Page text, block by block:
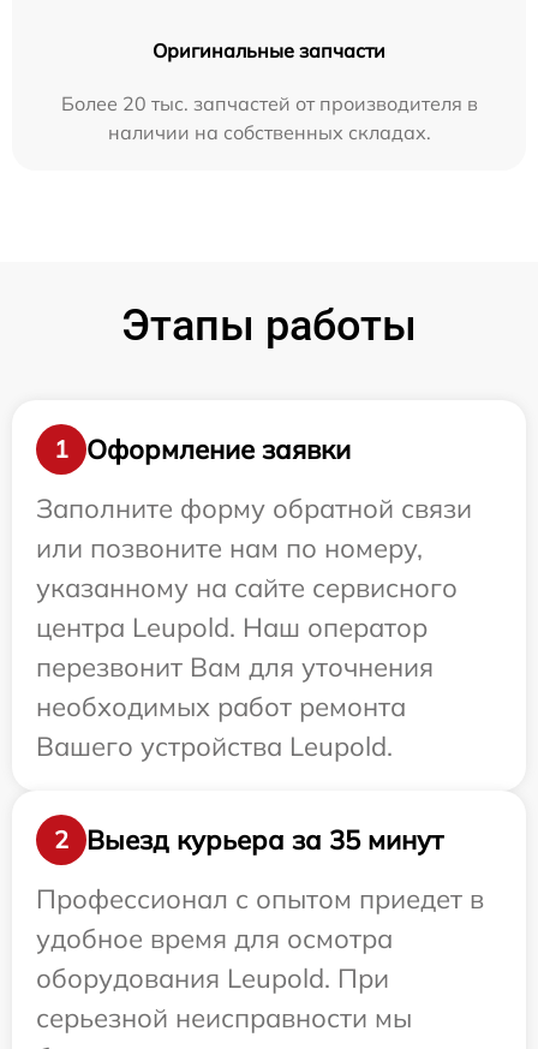
Оригинальные запчасти
Более 20 тыс. запчастей от производителя в
наличии на собственных складах.
Этапы работы
1
Оформление заявки
Заполните форму обратной связи
или позвоните нам по номеру,
указанному на сайте сервисного
центра Leupold. Наш оператор
перезвонит Вам для уточнения
необходимых работ ремонта
Вашего устройства Leupold.
2
Выезд курьера за 35 минут
Профессионал с опытом приедет в
удобное время для осмотра
оборудования Leupold. При
серьезной неисправности мы